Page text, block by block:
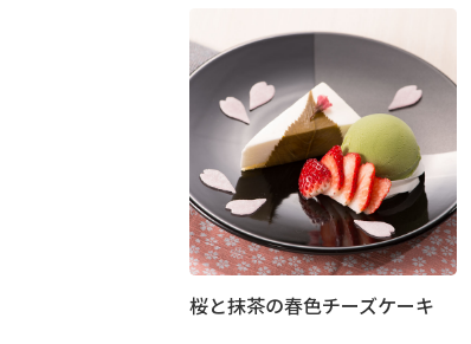
桜と抹茶の春色チーズケーキ